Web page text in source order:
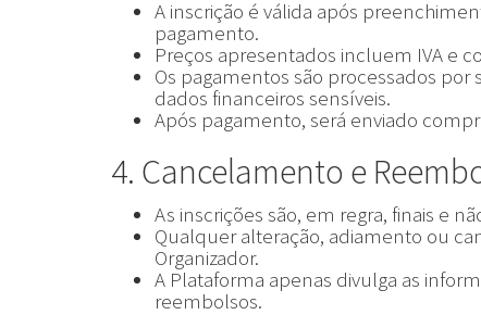
A inscrição é válida após
pagamento.
Preços apresentados incluem IVA e
Os pagamentos são processados
dados financeiros sensíveis.
Após pagamento, será enviado
4. Cancelamento e
As inscrições são, em regra, finais e
Qualquer alteração, adiamento ou
Organizador.
A Plataforma apenas divulga as
reembolsos.